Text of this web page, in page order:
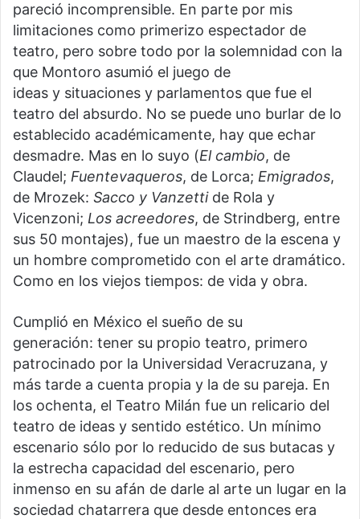
pareció incomprensible. En parte por mis
limitaciones como primerizo espectador de
teatro, pero sobre todo por la solemnidad con la
que Montoro asumió el juego de
ideas y situaciones y parlamentos que fue el
teatro del absurdo. No se puede uno burlar de lo
establecido académicamente, hay que echar
desmadre. Mas en lo suyo (El cambio, de
Claudel; Fuentevaqueros, de Lorca; Emigrados,
de Mrozek: Sacco y Vanzettide Rola y
Vicenzoni; Los acreedores, de Strindberg, entre
sus 50 montajes), fue un maestro de la escena y
un hombre comprometido con el arte dramático.
Como en los viejos tiempos: de vida y obra.
Cumplió en México el sueño de su
generación: tener su propio teatro, primero
patrocinado por la Universidad Veracruzana, y
más tarde a cuenta propia y la de su pareja. En
los ochenta, el Teatro Milán fue un relicario del
teatro de ideas y sentido estético. Un mínimo
escenario sólo por lo reducido de sus butacas y
la estrecha capacidad del escenario, pero
inmenso en su afán de darle al arte un lugar en la
sociedad chatarrera que desde entonces era